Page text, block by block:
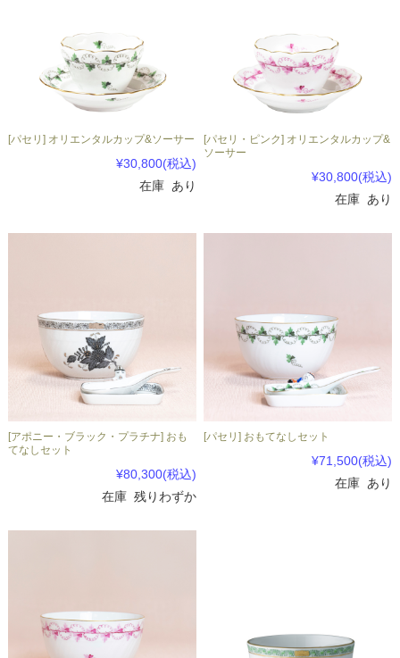
[パセリ] オリエンタルカップ&ソーサー
¥30,800(税込)
在庫 あり
[パセリ・ピンク] オリエンタルカップ&
ソーサー
¥30,800(税込)
在庫 あり
[アポニー・ブラック・プラチナ] おも
てなしセット
¥80,300(税込)
在庫 残りわずか
[パセリ] おもてなしセット
¥71,500(税込)
在庫 あり